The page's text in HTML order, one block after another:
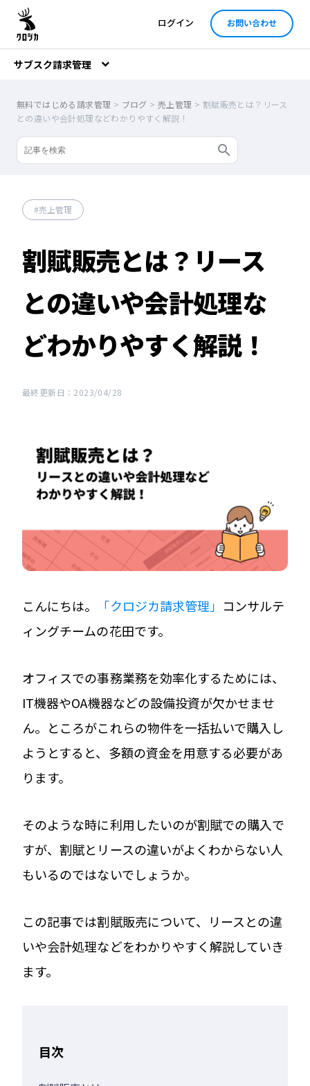
ログイン お問い合わせ
サブスク請求管理
無料ではじめる請求管理 > ブログ >売上管理 > 割賦販売とは？リース
との違いや会計処理などわかりやすく解説！
売上管理
割賦販売とは？リース
との違いや会計処理な
どわかりやすく解説！
最終更新日：2023/04/28
こんにちは。 「クロジカ請求管理」 コンサルテ
ィングチームの花田です。
オフィスでの事務業務を効率化するためには、
IT機器やOA機器などの設備投資が欠かせませ
ん。ところがこれらの物件を一括払いで購入し
ようとすると、多額の資金を用意する必要があ
ります。
そのような時に利用したいのが割賦での購入で
すが、割賦とリースの違いがよくわからない人
もいるのではないでしょうか。
この記事では割賦販売について、リースとの違
いや会計処理などをわかりやすく解説していき
ます。
目次